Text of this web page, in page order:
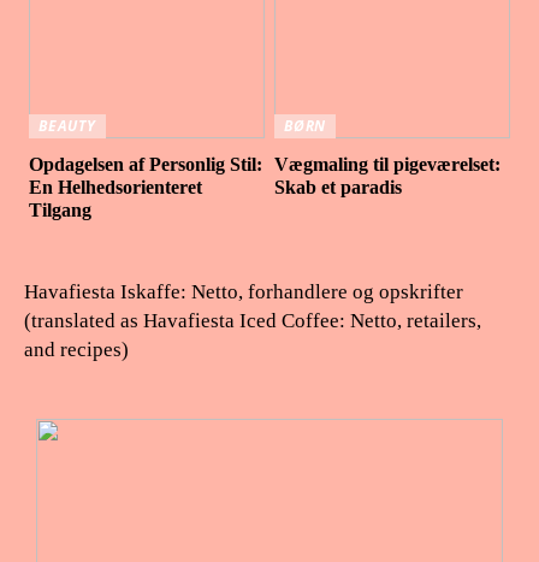
BEAUTY
Opdagelsen af Personlig Stil:
En Helhedsorienteret
Tilgang
BØRN
Vægmaling til pigeværelset:
Skab et paradis
Havafiesta Iskaffe: Netto, forhandlere og opskrifter
(translated as Havafiesta Iced Coffee: Netto, retailers,
and recipes)